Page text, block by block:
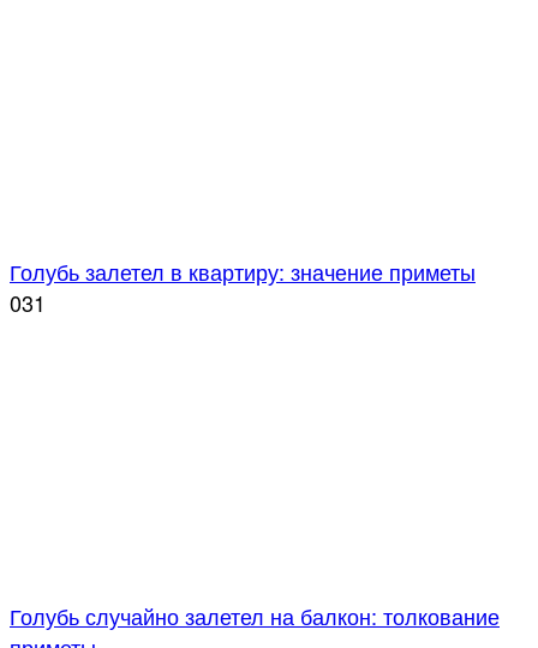
Голубь залетел в квартиру: значение приметы
031
Голубь случайно залетел на балкон: толкование